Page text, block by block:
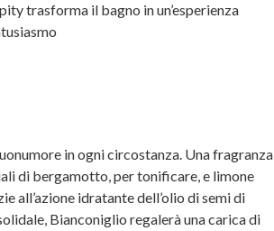
trasforma il bagno in un’esperienza
in ogni circostanza. Una fragranza
di bergamotto, per tonificare, e limone
all’azione idratante dell’olio di semi di
Bianconiglio regalerà una carica di